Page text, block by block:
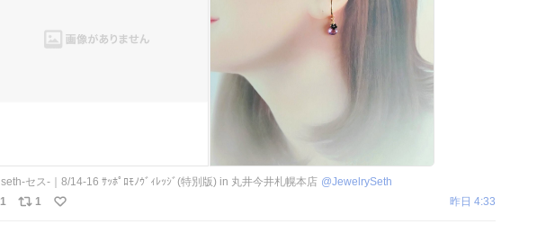
seth-セス-｜8/14-16 ｻｯﾎﾟﾛﾓﾉｳﾞｨﾚｯｼﾞ(特別版) in 丸井今井札幌本店 @JewelrySeth
1
1 昨日 4:33